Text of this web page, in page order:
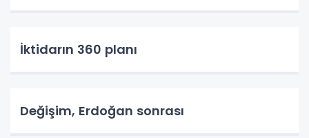
İktidarın 360 planı
Değişim, Erdoğan sonrası